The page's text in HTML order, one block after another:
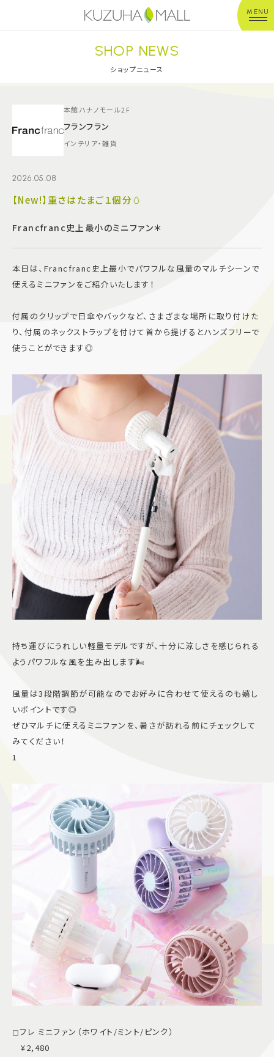
MENU
年中無休平 日：10:00~20:00
※店舗により異なる
ショップガイド
グルメ＆フード
施設案内
アクセス＆駐車場
サイトマップ
プライバシーポリシー
Follow US
SHOP NEWS
ショップニュース
本館ハナノモール2F
フランフラン
インテリア・雑貨
2026.05.08
【New!】重さはたまご１個分🥚
Francfranc史上最小のミニファン＊
本日は、Francfranc史上最小でパワフルな風量のマルチシーンで
使えるミニファンをご紹介いたします！
付属のクリップで日傘やバックなど、さまざまな場所に取り付けた
り、付属のネックストラップを付けて首から提げるとハンズフリーで
使うことができます◎
持ち運びにうれしい軽量モデルですが、十分に涼しさを感じられる
ようパワフルな風を生み出します🌬️
風量は3段階調節が可能なのでお好みに合わせて使えるのも嬉し
いポイントです◎
ぜひマルチに使えるミニファンを、暑さが訪れる前にチェックして
みてください！
1
◻︎フレ ミニファン（ホワイト/ミント/ピンク）
¥2,480